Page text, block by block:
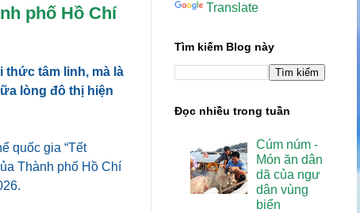
phố Hồ Chí
thức tâm linh, mà là
lòng đô thị hiện
quốc gia “Tết
Thành phố Hồ Chí
Translate
Tìm kiếm Blog này
Đọc nhiều trong tuần
Cúm núm -
Món ăn dân
dã của ngư
dân vùng
biển